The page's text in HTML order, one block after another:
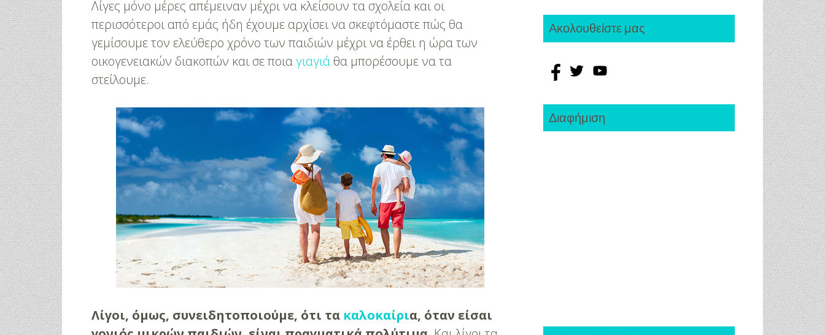
Λίγες μόνο μέρες απέμειναν μέχρι να κλείσουν τα σχολεία και οι
περισσότεροι από εμάς ήδη έχουμε αρχίσει να σκεφτόμαστε πώς θα
γεμίσουμε τον ελεύθερο χρόνο των παιδιών μέχρι να έρθει η ώρα των
οικογενειακών διακοπών και σε ποιαγιαγιά θα μπορέσουμε να τα
στείλουμε.
Λίγοι, όμως, συνειδητοποιούμε, ότι τα καλοκαίρια, όταν είσαι
Ακολουθείστε μας
Διαφήμιση